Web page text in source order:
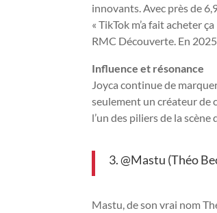
innovants. Avec près de
« TikTok m’a fait acheter
RMC Découverte. En
Influence et résonance
Joyca continue de
seulement un créateur de
l’un des piliers de la
3. @Mastu (Théo
Mastu, de son vrai nom